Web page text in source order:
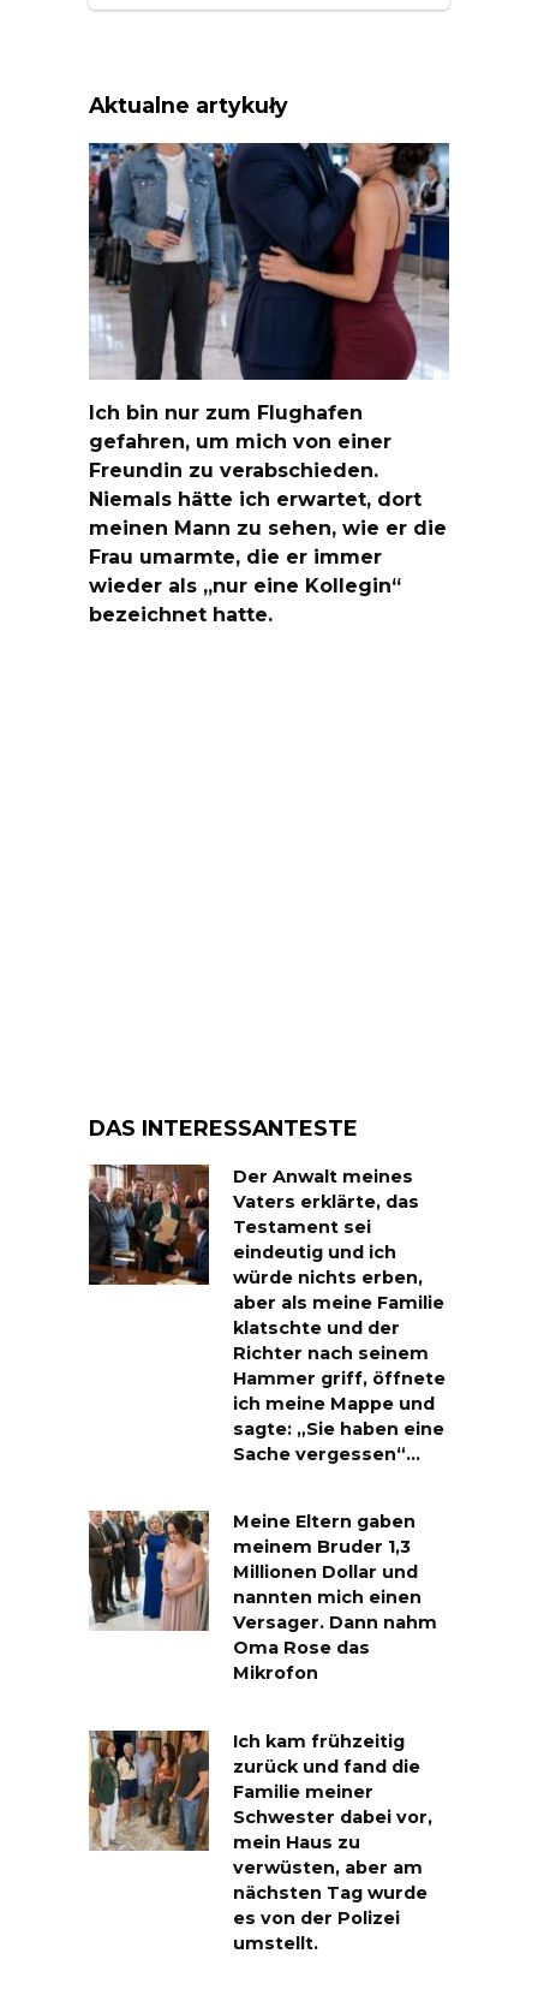
Aktualne artykuły
Ich bin nur zum Flughafen
gefahren, um mich von einer
Freundin zu verabschieden.
Niemals hätte ich erwartet, dort
meinen Mann zu sehen, wie er die
Frau umarmte, die er immer
wieder als „nur eine Kollegin“
bezeichnet hatte.
DAS INTERESSANTESTE
Der Anwalt meines
Vaters erklärte, das
Testament sei
eindeutig und ich
würde nichts erben,
aber als meine Familie
klatschte und der
Richter nach seinem
Hammer griff, öffnete
ich meine Mappe und
sagte: „Sie haben eine
Sache vergessen“…
Meine Eltern gaben
meinem Bruder 1,3
Millionen Dollar und
nannten mich einen
Versager. Dann nahm
Oma Rose das
Mikrofon
Ich kam frühzeitig
zurück und fand die
Familie meiner
Schwester dabei vor,
mein Haus zu
verwüsten, aber am
nächsten Tag wurde
es von der Polizei
umstellt.